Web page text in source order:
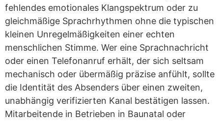
fehlendes emotionales Klangspektrum oder zu
gleichmäßige Sprachrhythmen ohne die typischen
kleinen Unregelmäßigkeiten einer echten
menschlichen Stimme. Wer eine Sprachnachricht
oder einen Telefonanruf erhält, der sich seltsam
mechanisch oder übermäßig präzise anfühlt, sollte
die Identität des Absenders über einen zweiten,
unabhängig verifizierten Kanal bestätigen lassen.
Mitarbeitende in Betrieben in Baunatal oder